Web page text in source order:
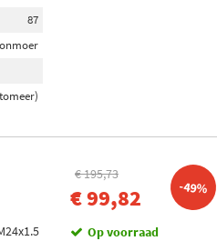
87
€ 195,73
€ 99,82 -49%
Op voorraad